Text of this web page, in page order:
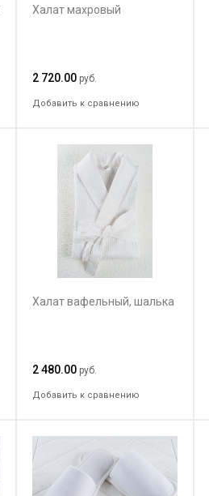
Халат махровый
2 720.00 руб.
Добавить к сравнению
Халат вафельный, шалька
2 480.00 руб.
Добавить к сравнению